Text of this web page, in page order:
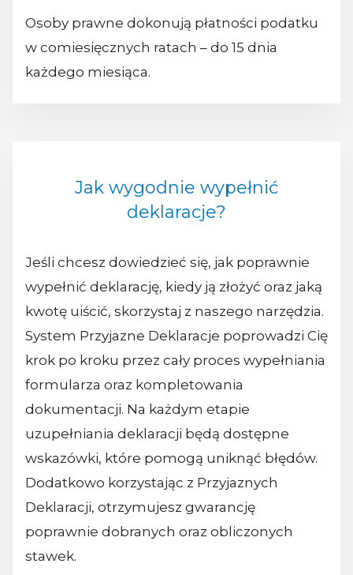
Osoby prawne dokonują płatności podatku
w comiesięcznych ratach – do 15 dnia
każdego miesiąca.
Jak wygodnie wypełnić
deklaracje?
Jeśli chcesz dowiedzieć się, jak poprawnie
wypełnić deklarację, kiedy ją złożyć oraz jaką
kwotę uiścić, skorzystaj z naszego narzędzia.
System Przyjazne Deklaracje poprowadzi Cię
krok po kroku przez cały proces wypełniania
formularza oraz kompletowania
dokumentacji. Na każdym etapie
uzupełniania deklaracji będą dostępne
wskazówki, które pomogą uniknąć błędów.
Dodatkowo korzystając z Przyjaznych
Deklaracji, otrzymujesz gwarancję
poprawnie dobranych oraz obliczonych
stawek.